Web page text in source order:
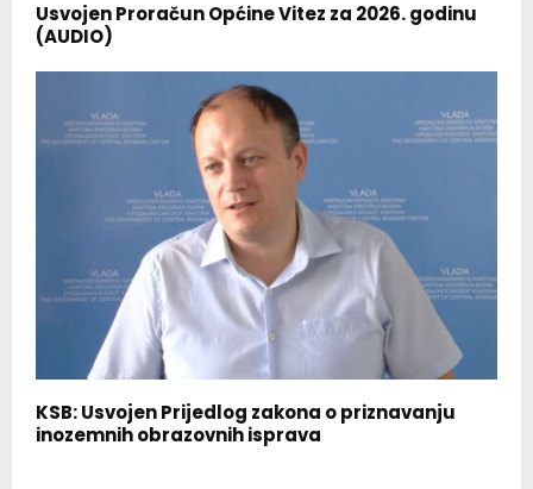
Usvojen Proračun Općine Vitez za 2026. godinu
(AUDIO)
KSB: Usvojen Prijedlog zakona o priznavanju
inozemnih obrazovnih isprava